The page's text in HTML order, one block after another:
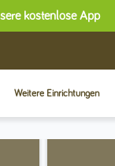
kostenlose App
Weitere Einrichtungen